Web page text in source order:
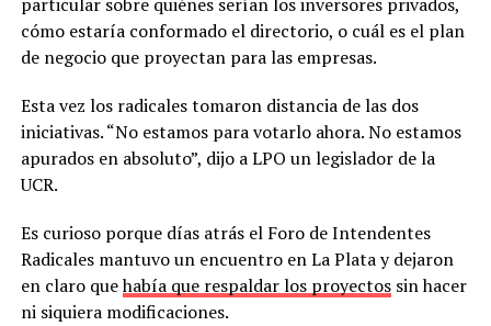
cómo estaría conformado el directorio, o cuál es el plan
de negocio que proyectan para las empresas.
Esta vez los radicales tomaron distancia de las dos
iniciativas. “No estamos para votarlo ahora. No estamos
apurados en absoluto”, dijo a LPO un legislador de la
UCR.
Es curioso porque días atrás el Foro de Intendentes
Radicales mantuvo un encuentro en La Plata y dejaron
en claro quehabía que respaldar los proyectossin hacer
ni siquiera modificaciones.